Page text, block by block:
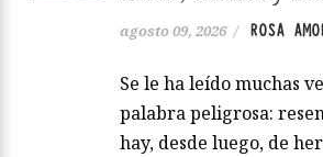
agosto 09, 2026 / ROSA
Se le ha leído muchas
palabra peligrosa:
hay, desde luego, de